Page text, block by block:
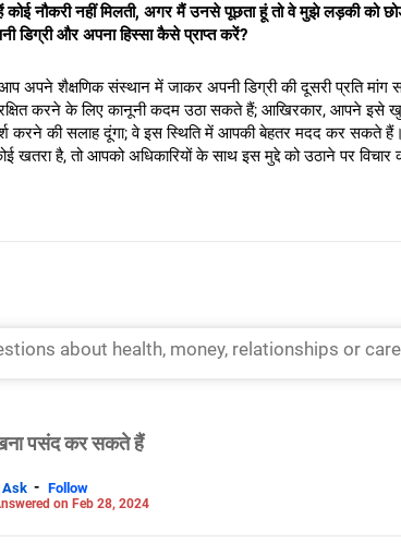
कोई नौकरी नहीं मिलती, अगर मैं उनसे पूछता हूं तो वे मुझे लड़की को
डिग्री और अपना हिस्सा कैसे प्राप्त करें?
शैक्षणिक संस्थान में जाकर अपनी डिग्री की दूसरी प्रति मांग
करने के लिए कानूनी कदम उठा सकते हैं; आखिरकार, आपने इसे
करने की सलाह दूंगा; वे इस स्थिति में आपकी बेहतर मदद कर सकते
है, तो आपको अधिकारियों के साथ इस मुद्दे को उठाने पर विचार
पसंद कर सकते हैं
Ask - Follow
on Feb 28, 2024